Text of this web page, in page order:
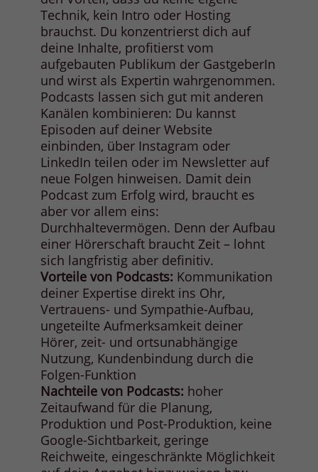
Technik, kein Intro oder Hosting
brauchst. Du konzentrierst dich auf
deine Inhalte, profitierst vom
aufgebauten Publikum der GastgeberIn
und wirst als Expertin wahrgenommen.
Podcasts lassen sich gut mit anderen
Kanälen kombinieren: Du kannst
Episoden auf deiner Website
einbinden, über Instagram oder
LinkedIn teilen oder im Newsletter auf
neue Folgen hinweisen. Damit dein
Podcast zum Erfolg wird, braucht es
aber vor allem eins:
Durchhaltevermögen. Denn der Aufbau
einer Hörerschaft braucht Zeit – lohnt
sich langfristig aber definitiv.
Vorteile von Podcasts: Kommunikation
deiner Expertise direkt ins Ohr,
Vertrauens- und Sympathie-Aufbau,
ungeteilte Aufmerksamkeit deiner
Hörer, zeit- und ortsunabhängige
Nutzung, Kundenbindung durch die
Folgen-Funktion
Nachteile von Podcasts: hoher
Zeitaufwand für die Planung,
Produktion und Post-Produktion, keine
Google-Sichtbarkeit, geringe
Reichweite, eingeschränkte Möglichkeit